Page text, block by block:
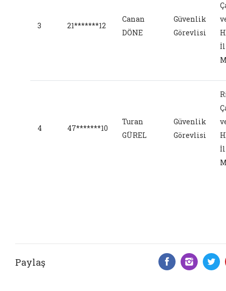
3 21*******12
Canan
DÖNE
Güvenlik
Görevlisi
İl
4 47*******10
Turan
GÜREL
Güvenlik
Görevlisi
İl
Paylaş